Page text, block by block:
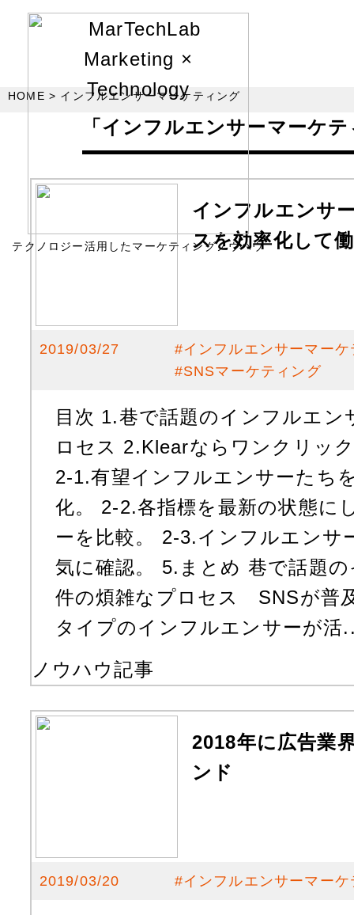
テクノロジー活用したマーケティングノウハウ
HOME インフルエンサーマーケティング
「インフルエンサーマーケ
インフルエンサ
スを効率化して
2019/03/27 #インフルエンサーマー
#SNSマーケティング
目次 1.巷で話題のインフルエン
ロセス 2.Klearならワンクリッ
2-1.有望インフルエンサーたち
化。 2-2.各指標を最新の状態に
ーを比較。 2-3.インフルエンサ
気に確認。 5.まとめ 巷で話題
件の煩雑なプロセス SNSが普
タイプのインフルエンサーが活
ノウハウ記事
2018年に広告業
ンド
2019/03/20 #インフルエンサーマー